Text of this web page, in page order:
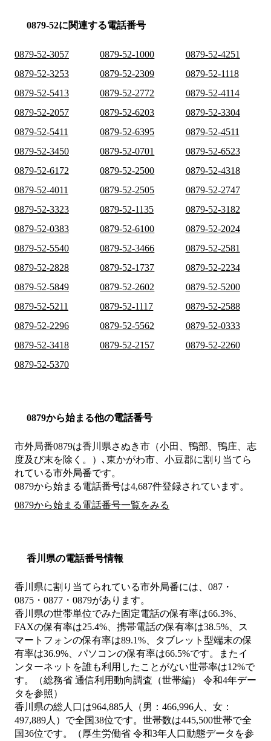
0879-52に関連する電話番号
0879-52-3057 0879-52-1000
0879-52-4251
0879-52-3253
0879-52-2309
0879-52-1118
0879-52-5413
0879-52-2772
0879-52-4114
0879-52-2057
0879-52-6203
0879-52-3304
0879-52-5411
0879-52-6395
0879-52-4511
0879-52-3450
0879-52-0701
0879-52-6523
0879-52-6172
0879-52-2500
0879-52-4318
0879-52-4011
0879-52-2505
0879-52-2747
0879-52-3323
0879-52-1135
0879-52-3182
0879-52-0383
0879-52-6100
0879-52-2024
0879-52-5540
0879-52-3466
0879-52-2581
0879-52-2828
0879-52-1737
0879-52-2234
0879-52-5849
0879-52-2602
0879-52-5200
0879-52-5211
0879-52-1117
0879-52-2588
0879-52-2296
0879-52-5562
0879-52-0333
0879-52-3418
0879-52-2157
0879-52-2260
0879-52-5370
0879から始まる他の電話番号
市外局番0879は香川県さぬき市（小田、鴨部、鴨庄、志
度及び末を除く。）､東かがわ市、小豆郡に割り当てら
れている市外局番です。
0879から始まる電話番号は4,687件登録されています。
0879から始まる電話番号一覧をみる
香川県の電話番号情報
香川県に割り当てられている市外局番には、087・
0875・0877・0879があります。
香川県の世帯単位でみた固定電話の保有率は66.3%、
FAXの保有率は25.4%、携帯電話の保有率は38.5%、ス
マートフォンの保有率は89.1%、タブレット型端末の保
有率は36.9%、パソコンの保有率は66.5%です。またイ
ンターネットを誰も利用したことがない世帯率は12%で
す。（総務省 通信利用動向調査（世帯編） 令和4年デー
タを参照）
香川県の総人口は964,885人（男：466,996人、女：
497,889人）で全国38位です。世帯数は445,500世帯で全
国36位です。（厚生労働省 令和3年人口動態データを参